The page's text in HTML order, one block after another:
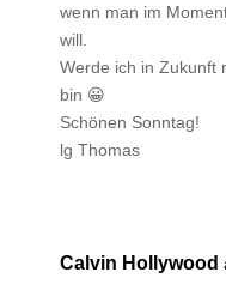
wenn man im
will.
Werde ich in Zukunft
bin 😀
Schönen Sonntag!
lg Thomas
Calvin Hollywood